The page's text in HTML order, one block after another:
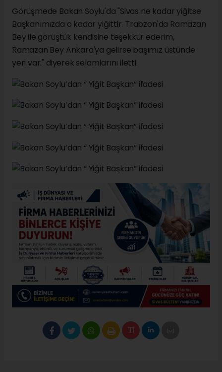
Görüşmede Bakan Soylu'da "Sivas ne kadar yiğitse
Başkanımızda o kadar yiğittir. Trabzon'da Ramazan
Bey ile görüştük kendisine teşekkür ederim,
Ramazan Bey Ankara'ya gelirse başımız üstünde
yeri var." diyerek selamlarını iletti.